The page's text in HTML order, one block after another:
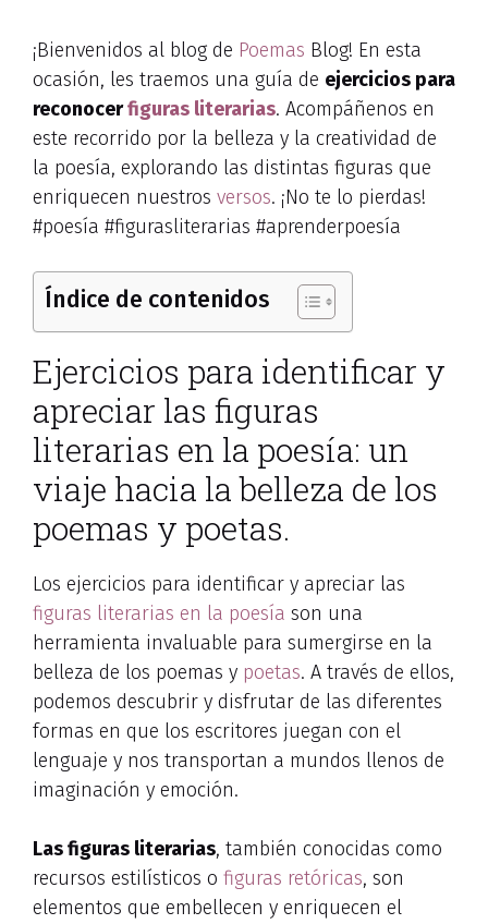
¡Bienvenidos al blog de Poemas Blog! En esta
ocasión, les traemos una guía de ejercicios para
reconocerfiguras literarias. Acompáñenos en
este recorrido por la belleza y la creatividad de
la poesía, explorando las distintas figuras que
enriquecen nuestros versos. ¡No te lo pierdas!
#poesía #figurasliterarias #aprenderpoesía
Índice de contenidos
Ejercicios para identificar y
apreciar las figuras
literarias en la poesía: un
viaje hacia la belleza de los
poemas y poetas.
Los ejercicios para identificar y apreciar las
figuras literarias en la poesía son una
herramienta invaluable para sumergirse en la
belleza de los poemas y poetas. A través de ellos,
podemos descubrir y disfrutar de las diferentes
formas en que los escritores juegan con el
lenguaje y nos transportan a mundos llenos de
imaginación y emoción.
Las figuras literarias, también conocidas como
recursos estilísticos o figuras retóricas, son
elementos que embellecen y enriquecen el